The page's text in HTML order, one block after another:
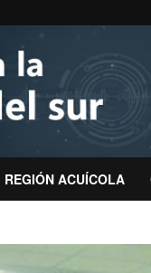
REGIÓN ACUÍCOLA